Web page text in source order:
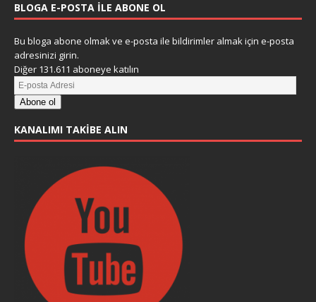
BLOGA E-POSTA ILE ABONE OL
Bu bloga abone olmak ve e-posta ile bildirimler almak için e-posta
adresinizi girin.
Diğer 131.611 aboneye katılın
Abone ol
KANALIMI TAKIBE ALIN